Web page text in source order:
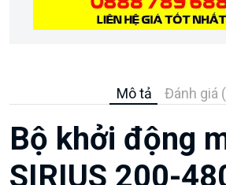
Mô tả Đánh giá
Bộ khởi động
SIRIUS 200-